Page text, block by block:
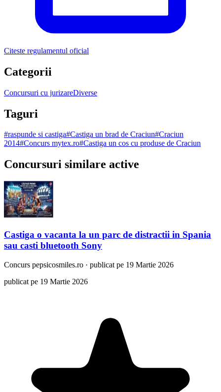
Citeste regulamentul oficial
Categorii
Concursuri cu jurizareDiverse
Taguri
#raspunde si castiga#Castiga un brad de Craciun#Craciun
2014#Concurs mytex.ro#Castiga un cos cu produse de Craciun
Concursuri similare active
Castiga o vacanta la un parc de distractii in Spania
sau casti bluetooth Sony
Concurs pepsicosmiles.ro · publicat pe 19 Martie 2026
publicat pe 19 Martie 2026